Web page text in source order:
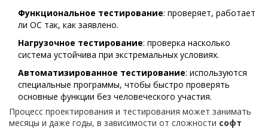
Функциональное тестирование: проверяет, работает
ли ОС так, как заявлено.
Нагрузочное тестирование: проверка насколько
система устойчива при экстремальных условиях.
Автоматизированное тестирование: используются
специальные программы, чтобы быстро проверять
основные функции без человеческого участия.
Процесс проектирования и тестирования может занимать
месяцы и даже годы, в зависимости от сложности софт